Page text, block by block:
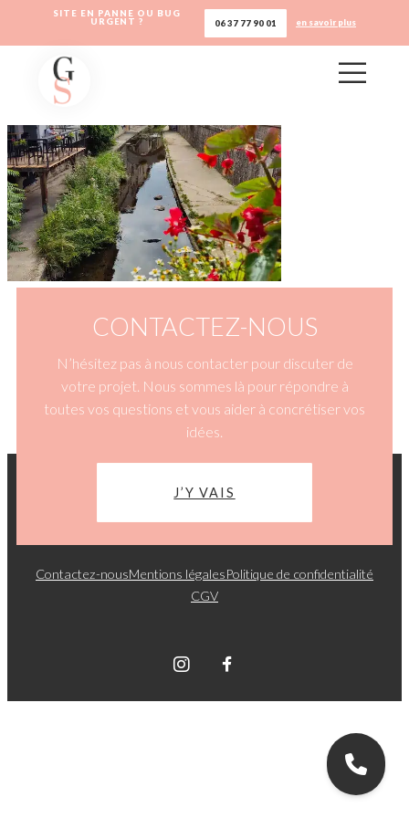
SITE EN PANNE OU BUG
URGENT ?
06 37 77 90 01 en savoir plus
CONTACTEZ-NOUS
N’hésitez pas à nous contacter pour discuter de
votre projet. Nous sommes là pour répondre à
toutes vos questions et vous aider à concrétiser vos
idées.
J’Y VAIS
Contactez-nousMentions légalesPolitique de confidentialité
CGV